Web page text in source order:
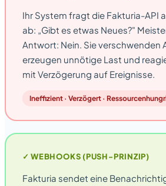
Ihr System fragt die Fakturia-API
ab: „Gibt es etwas Neues?"
Antwort: Nein. Sie verschwenden
erzeugen unnötige Last und
mit Verzögerung auf Ereignisse.
Ineffizient · Verzögert ·
✓ WEBHOOKS (PUSH-PRINZIP)
Fakturia sendet eine